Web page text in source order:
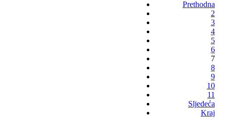
Prethodna
2
3
4
5
6
7
8
9
10
11
Sljedeća
Kraj